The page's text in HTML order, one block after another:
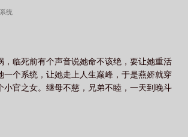
统
，临死前有个声音说她命不该绝，要让她重活
一个系统，让她走上人生巅峰，于是燕娇就穿
小官之女。继母不慈，兄弟不睦，一天到晚斗